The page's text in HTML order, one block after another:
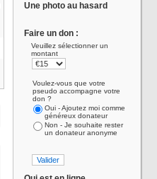
Une photo au hasard
Faire un don :
Veuillez sélectionner un
montant
Voulez-vous que votre
pseudo accompagne votre
don ?
Oui - Ajoutez moi comme
généreux donateur
Non - Je souhaite rester
un donateur anonyme